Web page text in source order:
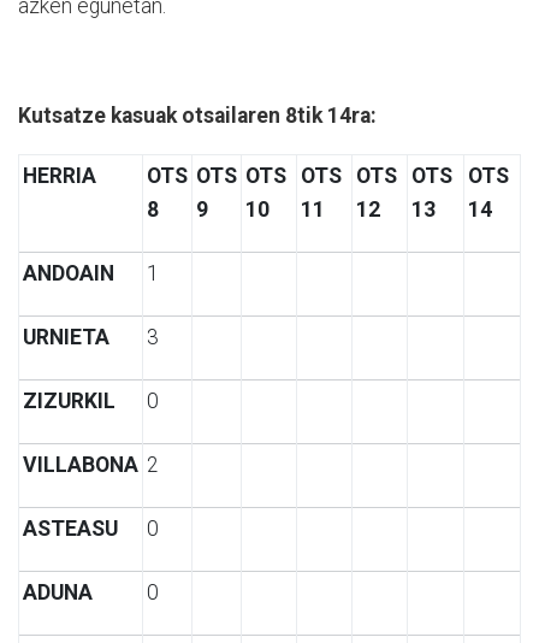
azken egunetan.
Kutsatze kasuak otsailaren 8tik 14ra:
HERRIA
OTS
8
OTS
9
OTS
10
OTS
11
OTS
12
OTS
13
OTS
14
ANDOAIN 1
URNIETA 3
ZIZURKIL 0
VILLABONA 2
ASTEASU 0
ADUNA 0